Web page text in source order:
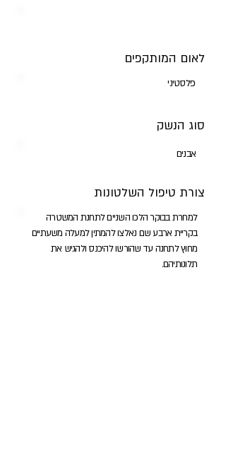
לאום המותקפים
פלסטיני
סוג הנשק
אבנים
צורת טיפול השלטונות
למחרת בבוקר הלכו השניים לתחנת המשטרה
בקריית ארבע שם נאלצו להמתין למעלה משעתיים
מחוץ לתחנה עד שהורשו להיכנס ולהגיש את
תלונותיהם.